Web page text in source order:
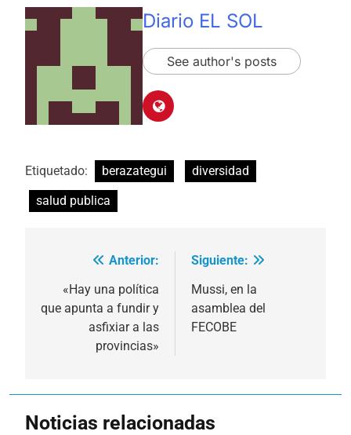
Diario EL SOL
See author's posts
Etiquetado: berazategui
diversidad
salud publica
Navegación
entradas
Anterior:
«Hay una política
que apunta a fundir y
asfixiar a las
provincias»
Siguiente:
Mussi, en la
asamblea del
FECOBE
Noticias relacionadas